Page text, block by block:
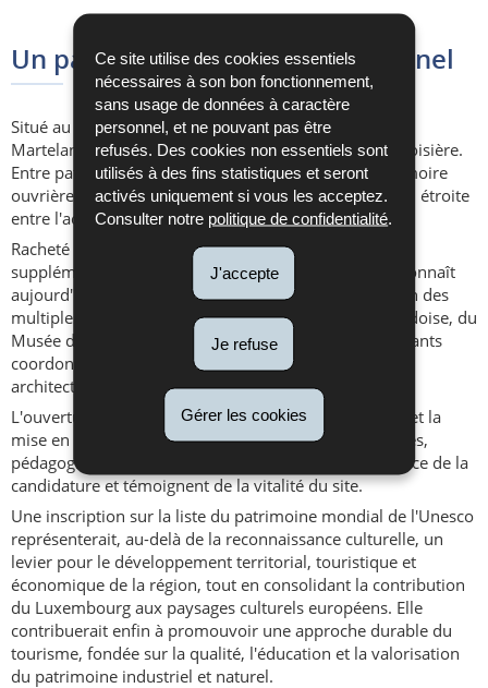
Ce site utilise des cookies essentiels
nécessaires à son bon fonctionnement,
sans usage de données à caractère
personnel, et ne pouvant pas être
refusés. Des cookies non essentiels sont
utilisés à des fins statistiques et seront
activés uniquement si vous les acceptez.
Consulter notre politique de confidentialité.
J'accepte
Je refuse
Gérer les cookies
Un paysage industriel exceptionnel
Situé au nord-ouest du Luxembourg, le site de Haut-
Martelange illustre plus de deux siècles d'histoire ardoisière.
Entre patrimoine industriel, savoir-faire vivant et mémoire
ouvrière, ce paysage culturel témoigne de l'interaction étroite
entre l'activité humaine, la géologie et l'architecture.
Racheté par l'État en 2003 et classé à l'inventaire
supplémentaire des monuments historiques, le site connaît
aujourd'hui une véritable renaissance sous l'impulsion des
multiples bénévoles, de l'association Les Amis de l'Ardoise, du
Musée de l'Ardoise, et revit grâce aux projets structurants
coordonnés par l'Institut national pour le patrimoine
architectural - INPA.
L'ouverture du parcours souterrain Johanna en 2022 et la
mise en oeuvre de nouveaux projets muséographiques,
pédagogiques et architecturaux renforcent la cohérence de la
candidature et témoignent de la vitalité du site.
Une inscription sur la liste du patrimoine mondial de l'Unesco
représenterait, au-delà de la reconnaissance culturelle, un
levier pour le développement territorial, touristique et
économique de la région, tout en consolidant la contribution
du Luxembourg aux paysages culturels européens. Elle
contribuerait enfin à promouvoir une approche durable du
tourisme, fondée sur la qualité, l'éducation et la valorisation
du patrimoine industriel et naturel.